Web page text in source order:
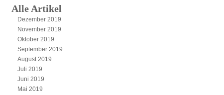
Alle Artikel
Dezember 2019
November 2019
Oktober 2019
September 2019
August 2019
Juli 2019
Juni 2019
Mai 2019